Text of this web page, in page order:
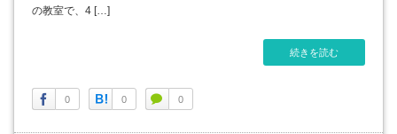
の教室で、4 […]
続きを読む
0 0 0